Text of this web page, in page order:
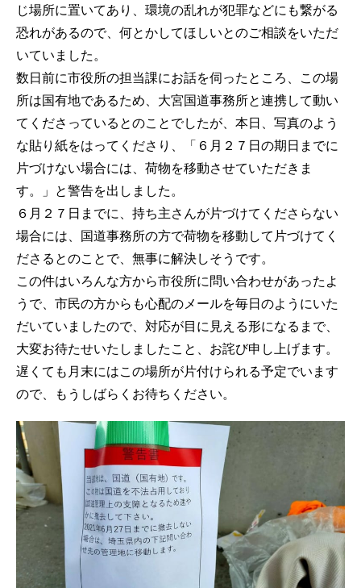
じ場所に置いてあり、環境の乱れが犯罪などにも繋がる
恐れがあるので、何とかしてほしいとのご相談をいただ
いていました。
数日前に市役所の担当課にお話を伺ったところ、この場
所は国有地であるため、大宮国道事務所と連携して動い
てくださっているとのことでしたが、本日、写真のよう
な貼り紙をはってくださり、「６月２７日の期日までに
片づけない場合には、荷物を移動させていただきま
す。」と警告を出しました。
６月２７日までに、持ち主さんが片づけてくださらない
場合には、国道事務所の方で荷物を移動して片づけてく
ださるとのことで、無事に解決しそうです。
この件はいろんな方から市役所に問い合わせがあったよ
うで、市民の方からも心配のメールを毎日のようにいた
だいていましたので、対応が目に見える形になるまで、
大変お待たせいたしましたこと、お詫び申し上げます。
遅くても月末にはこの場所が片付けられる予定でいます
ので、もうしばらくお待ちください。